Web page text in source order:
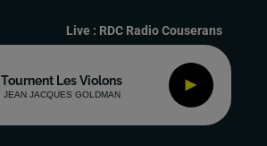
Live : RDC Radio Couserans
Tournent Les Violons
JEAN JACQUES GOLDMAN